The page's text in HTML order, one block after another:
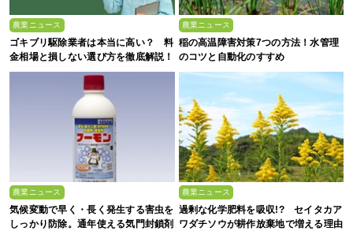
農業ニュース
ゴキブリ駆除業者は本当に高い？ 料
金相場と損しない選び方を徹底解説！
農業ニュース
稲の高温障害対策7つの方法！水管理
のコツと自動化のすすめ
農業ニュース
気候変動で早く・長く発生する害虫を
しっかり防除。通年使える気門封鎖剤
農業ニュース
過剰な化学肥料を吸収!? セイタカア
ワダチソウが耕作放棄地で増える理由